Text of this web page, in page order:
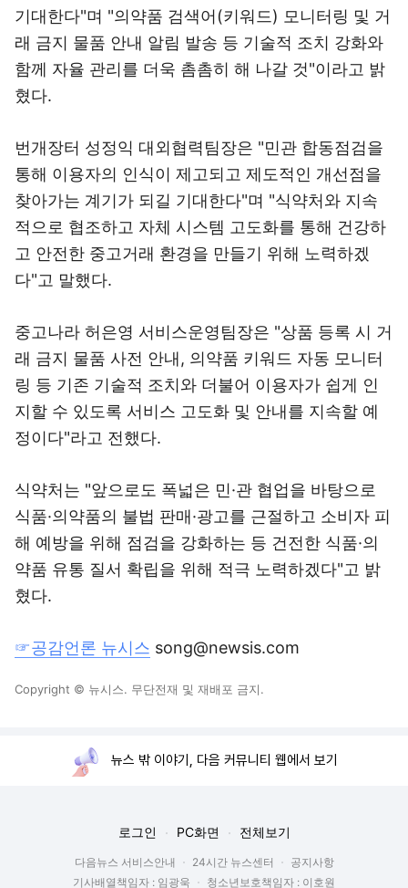
기대한다"며 "의약품 검색어(키워드) 모니터링 및 거
래 금지 물품 안내 알림 발송 등 기술적 조치 강화와
함께 자율 관리를 더욱 촘촘히 해 나갈 것"이라고 밝
혔다.
번개장터 성정익 대외협력팀장은 "민관 합동점검을
통해 이용자의 인식이 제고되고 제도적인 개선점을
찾아가는 계기가 되길 기대한다"며 "식약처와 지속
적으로 협조하고 자체 시스템 고도화를 통해 건강하
고 안전한 중고거래 환경을 만들기 위해 노력하겠
다"고 말했다.
중고나라 허은영 서비스운영팀장은 "상품 등록 시 거
래 금지 물품 사전 안내, 의약품 키워드 자동 모니터
링 등 기존 기술적 조치와 더불어 이용자가 쉽게 인
지할 수 있도록 서비스 고도화 및 안내를 지속할 예
정이다"라고 전했다.
식약처는 "앞으로도 폭넓은 민·관 협업을 바탕으로
식품·의약품의 불법 판매·광고를 근절하고 소비자 피
해 예방을 위해 점검을 강화하는 등 건전한 식품·의
약품 유통 질서 확립을 위해 적극 노력하겠다"고 밝
혔다.
☞공감언론 뉴시스 song@newsis.com
Copyright © 뉴시스. 무단전재 및 재배포 금지.
뉴스 밖 이야기, 다음 커뮤니티 웹에서 보기
로그인 PC화면 전체보기
다음뉴스 서비스안내 24시간 뉴스센터
공지사항
기사배열책임자 : 임광욱
청소년보호책임자 : 이호원